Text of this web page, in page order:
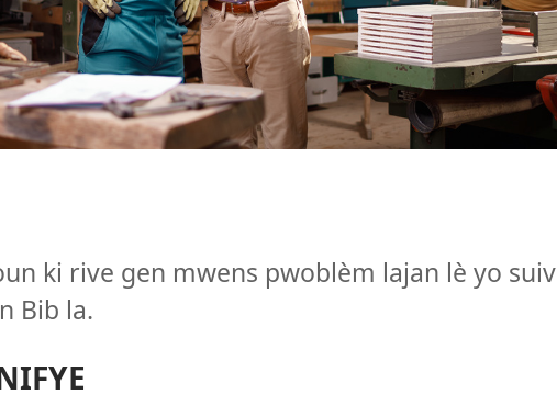
ki rive gen mwens pwoblèm lajan lè yo suiv
Bib la.